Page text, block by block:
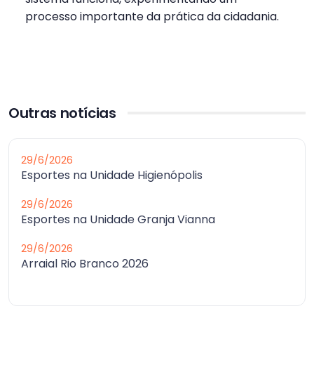
processo importante da prática da cidadania.
Outras notícias
29/6/2026
Esportes na Unidade Higienópolis
29/6/2026
Esportes na Unidade Granja Vianna
29/6/2026
Arraial Rio Branco 2026